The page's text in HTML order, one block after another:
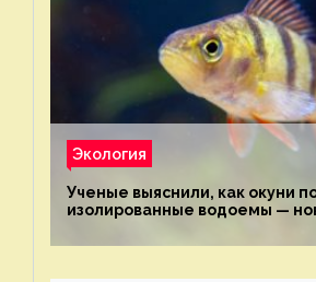
Экология
Ученые выяснили, как окуни
изолированные водоемы —